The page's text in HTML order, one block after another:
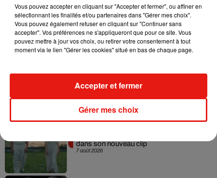
l'échéance du 1er décembre fixée comme la fin de ce
confinement".
(Avec AFP)
Musique
7 août 2026
dans son nouveau clip
Vous pouvez accepter en cliquant sur "Accepter et fermer", ou affiner en
sélectionnant les finalités et/ou partenaires dans "Gérer mes choix".
Vous pouvez également refuser en cliquant sur "Continuer sans
accepter". Vos préférences ne s'appliqueront que pour ce site. Vous
pouvez mettre à jour vos choix, ou retirer votre consentement à tout
moment via le lien "Gérer les cookies" situé en bas de chaque page.
Gérer mes choix
Accepter et fermer